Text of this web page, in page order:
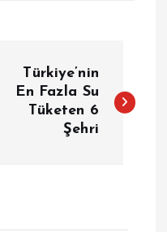
Türkiye’nin
En Fazla Su
Tüketen 6
Şehri